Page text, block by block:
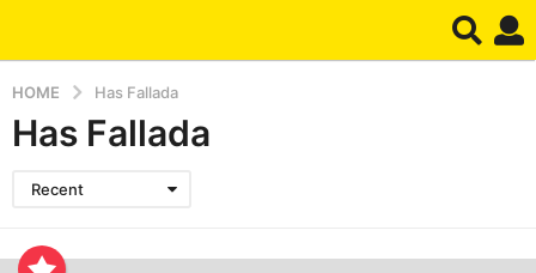
HOME Has Fallada
Has Fallada
Recent